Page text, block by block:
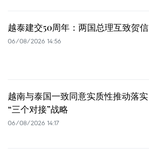
越泰建交50周年：两国总理互致贺信
06/08/2026 14:56
越南与泰国一致同意实质性推动落实
“三个对接”战略
06/08/2026 14:17